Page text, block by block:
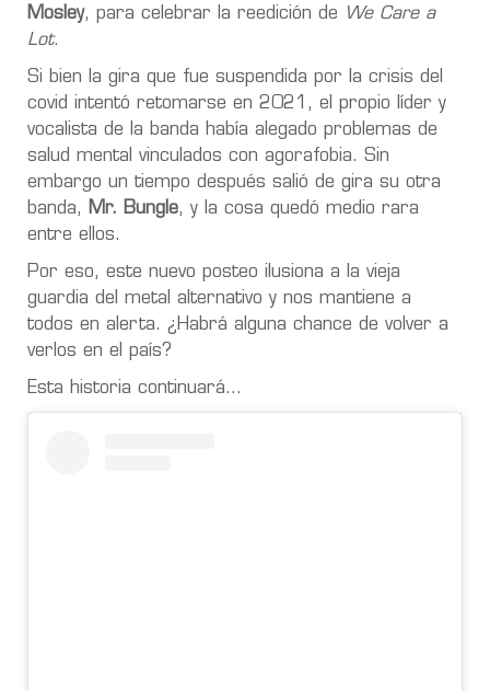
Mosley, para celebrar la reedición de
We Care a
Lot.
Si bien la gira que fue suspendida por la crisis del
covid intentó retomarse en 2021, el propio líder y
vocalista de la banda había alegado problemas de
salud mental vinculados con agorafobia. Sin
embargo un tiempo después salió de gira su otra
banda,
Mr. Bungle, y la cosa quedó medio rara
entre ellos.
Por eso, este nuevo posteo ilusiona a la vieja
guardia del metal alternativo y nos mantiene a
todos en alerta. ¿Habrá alguna chance de volver a
verlos en el país?
Esta historia continuará…